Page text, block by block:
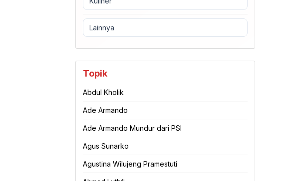
Lainnya
Topik
Abdul Kholik
Ade Armando
Ade Armando Mundur dari PSI
Agus Sunarko
Agustina Wilujeng Pramestuti